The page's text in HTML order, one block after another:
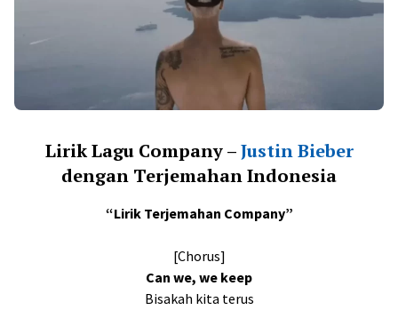
Lirik Lagu Company –Justin Bieber
dengan Terjemahan Indonesia
“Lirik Terjemahan Company”
[Chorus]
Can we, we keep
Bisakah kita terus